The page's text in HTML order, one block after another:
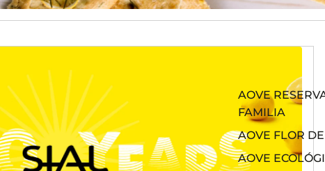
AOVE
FAMILIA
AOVE FLOR
AOVE